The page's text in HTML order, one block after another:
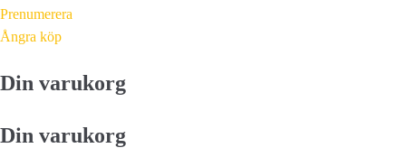
Prenumerera
Ångra köp
Din varukorg
Din varukorg